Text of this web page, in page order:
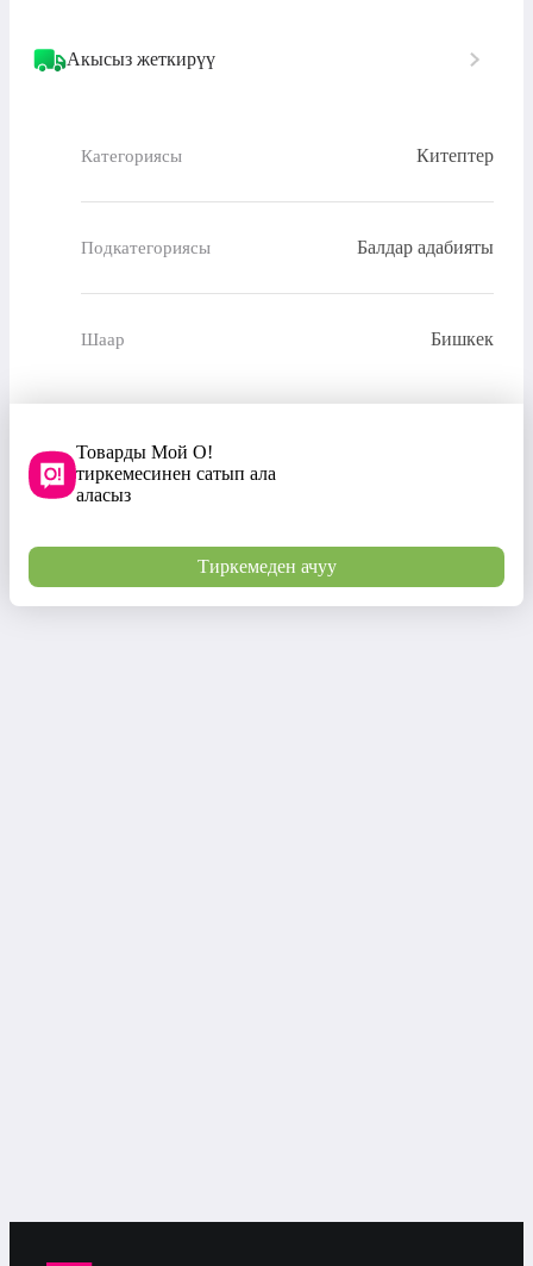
Акысыз жеткирүү
Категориясы Китептер
Подкатегориясы Балдар адабияты
Шаар Бишкек
Товарды Мой О!
тиркемесинен сатып ала
аласыз
Тиркемеден ачуу